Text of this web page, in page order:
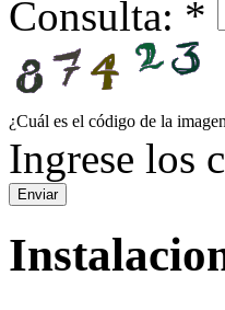
Consulta: *
¿Cuál es el código de la
Ingrese los